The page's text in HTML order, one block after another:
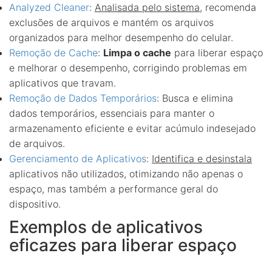
Analyzed Cleaner: Analisada pelo sistema, recomenda
exclusões de arquivos e mantém os arquivos
organizados para melhor desempenho do celular.
Remoção de Cache: Limpa o cache para liberar espaço
e melhorar o desempenho, corrigindo problemas em
aplicativos que travam.
Remoção de Dados Temporários: Busca e elimina
dados temporários, essenciais para manter o
armazenamento eficiente e evitar acúmulo indesejado
de arquivos.
Gerenciamento de Aplicativos: Identifica e desinstala
aplicativos não utilizados, otimizando não apenas o
espaço, mas também a performance geral do
dispositivo.
Exemplos de aplicativos
eficazes para liberar espaço